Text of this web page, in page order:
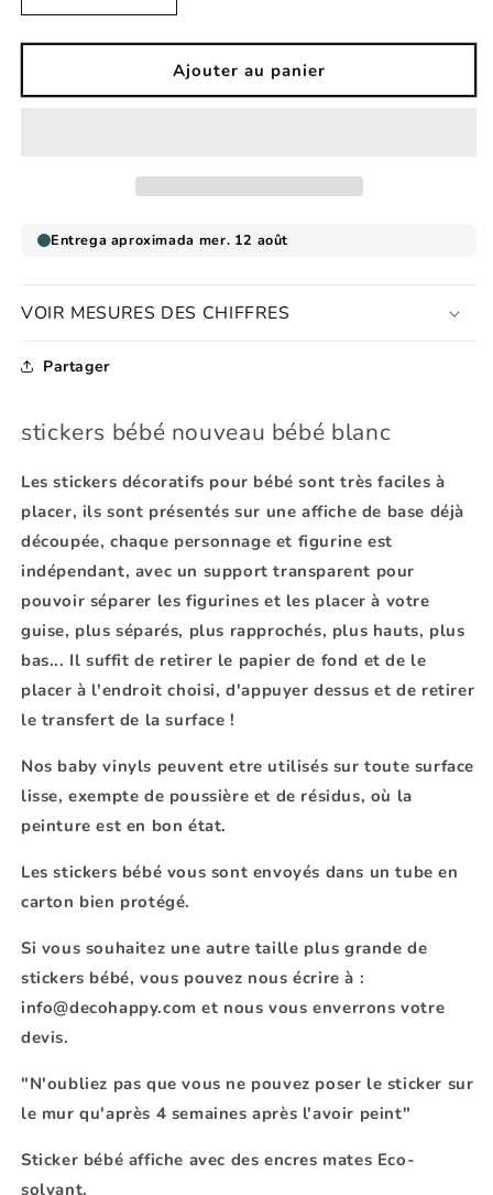
la
quantité
Nouveau
la
quantité
Nouveau
Ajouter au panier
VOIR MESURES DES CHIFFRES
Partager
stickers bébé nouveau bébé blanc
Lesstickers décoratifs pour bébé sont très faciles à
placer, ils sont présentés sur une affiche de base déjà
découpée, chaque personnage et figurine est
indépendant, avec un support transparent pour
pouvoir séparer les figurines et les placer à votre
guise, plus séparés, plus rapprochés, plus hauts, plus
bas... Il suffit de retirer le papier de fond et de le
placer à l'endroit choisi, d'appuyer dessus et de retirer
le transfert de la surface !
Nos baby vinyls peuvent etre utilisés sur toute surface
lisse, exempte de poussière et de résidus, où la
peinture est en bon état.
Les stickers bébé vous sont envoyés dans un tube en
carton bien protégé.
Si vous souhaitez une autre taille plus grande de
stickers bébé, vous pouvez nous écrire à :
info@decohappy.com et nous vous enverrons votre
devis.
"N'oubliez pas que vous ne pouvez poser le sticker sur
le mur qu'après 4 semaines après l'avoir peint"
Sticker bébé affiche avec des encres mates Eco-
solvant.